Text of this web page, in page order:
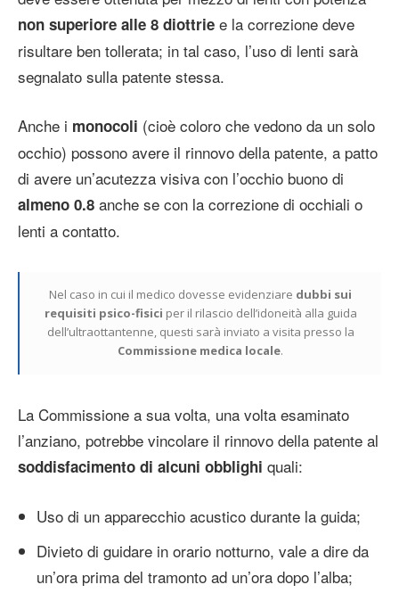
non superiore alle 8 diottrie e la correzione deve
risultare ben tollerata; in tal caso, l’uso di lenti sarà
segnalato sulla patente stessa.
Anche i monocoli (cioè coloro che vedono da un solo
occhio) possono avere il rinnovo della patente, a patto
di avere un’acutezza visiva con l’occhio buono di
almeno 0.8 anche se con la correzione di occhiali o
lenti a contatto.
Nel caso in cui il medico dovesse evidenziare dubbi sui
requisiti psico-fisici per il rilascio dell’idoneità alla guida
dell’ultraottantenne, questi sarà inviato a visita presso la
Commissione medica locale.
La Commissione a sua volta, una volta esaminato
l’anziano, potrebbe vincolare il rinnovo della patente al
soddisfacimento di alcuni obblighi quali:
Uso di un apparecchio acustico durante la guida;
Divieto di guidare in orario notturno, vale a dire da
un’ora prima del tramonto ad un’ora dopo l’alba;